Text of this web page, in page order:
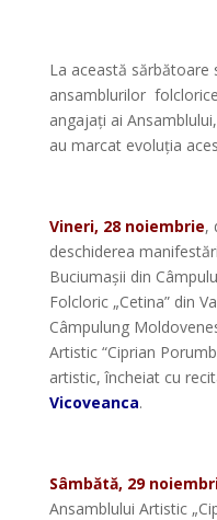
La această sărbătoare
ansamblurilor
angajați ai
au marcat evoluția
Vineri, 28 noiembrie,
deschiderea
Buciumașii din
Folcloric „Cetina” din
Câmpulung
Artistic “Ciprian
artistic, încheiat cu
Vicoveanca.
Sâmbătă, 29
Ansamblului Artistic